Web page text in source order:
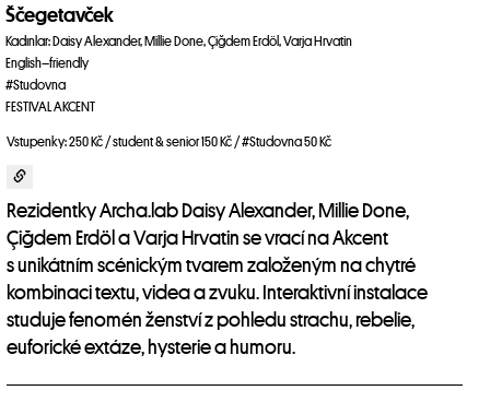
Ščegetavček
Kadınlar: Daisy Alexander, Millie Done, Çiğdem Erdöl, Varja Hrvatin
English–friendly
#Studovna
FESTIVAL AKCENT
Vstupenky: 250 Kč / student & senior 150 Kč / #Studovna 50 Kč
Rezidentky Archa.lab Daisy Alexander, Millie Done,
Çiğdem Erdöl a Varja Hrvatin se vrací na Akcent
s unikátním scénickým tvarem založeným na chytré
kombinaci textu, videa a zvuku. Interaktivní instalace
studuje fenomén ženství z pohledu strachu, rebelie,
euforické extáze, hysterie a humoru.